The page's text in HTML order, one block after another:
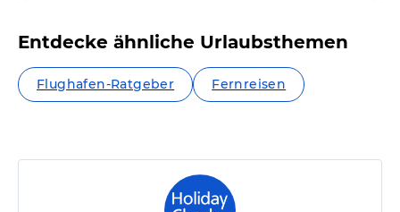
Entdecke ähnliche Urlaubsthemen
Flughafen-Ratgeber Fernreisen